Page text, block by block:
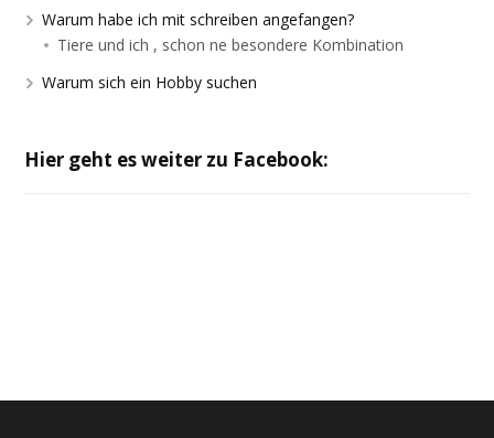
Warum habe ich mit schreiben angefangen?
Tiere und ich , schon ne besondere Kombination
Warum sich ein Hobby suchen
Hier geht es weiter zu Facebook: